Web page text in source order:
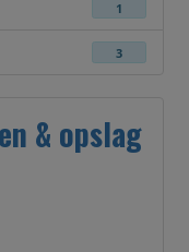
1
3
& opslag